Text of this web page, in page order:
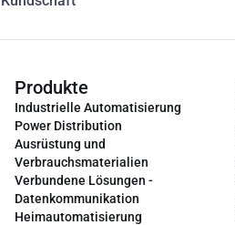
Produkte
Industrielle Automatisierung
Power Distribution
Ausrüstung und
Verbrauchsmaterialien
Verbundene Lösungen -
Datenkommunikation
Heimautomatisierung